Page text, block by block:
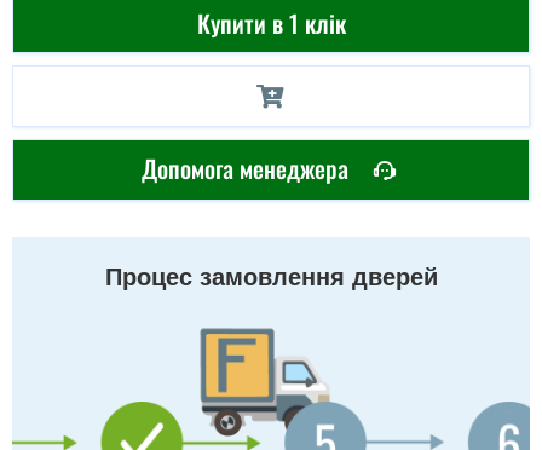
Купити в 1 клік
Допомога менеджера
Процес замовлення дверей